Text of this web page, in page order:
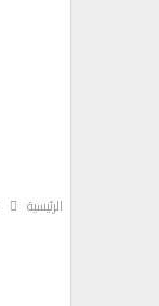
الرئيسية